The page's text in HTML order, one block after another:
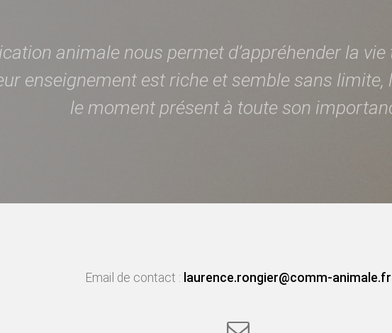
animale nous permet d’appréhender la
enseignement est riche et semble sans limite,
le moment présent à toute son
Email de contact : laurence.rongier@comm-animale.fr